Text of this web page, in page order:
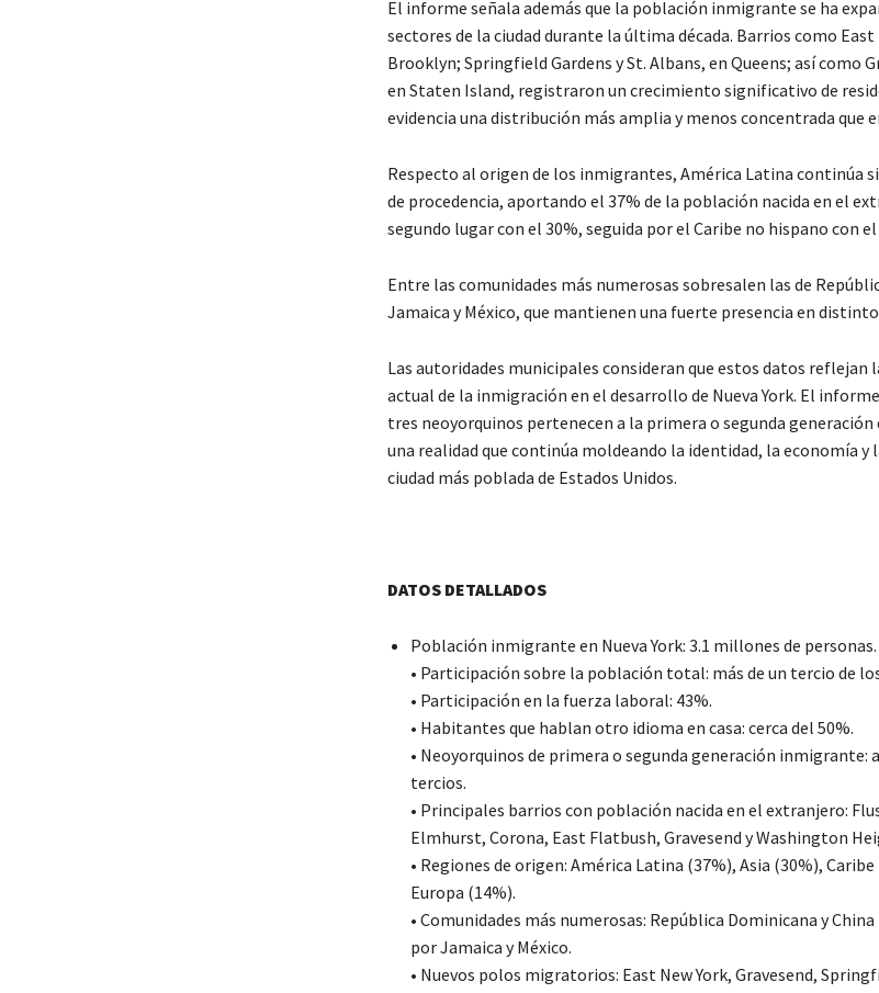
El informe señala además que la población inmigrante se ha
sectores de la ciudad durante la última década. Barrios como East
Brooklyn; Springfield Gardens y St. Albans, en Queens; así como
en Staten Island, registraron un crecimiento significativo de
evidencia una distribución más amplia y menos concentrada que
Respecto al origen de los inmigrantes, América Latina continúa
de procedencia, aportando el 37% de la población nacida en el
segundo lugar con el 30%, seguida por el Caribe no hispano con
Entre las comunidades más numerosas sobresalen las de
Jamaica y México, que mantienen una fuerte presencia en
Las autoridades municipales consideran que estos datos
actual de la inmigración en el desarrollo de Nueva York. El
tres neoyorquinos pertenecen a la primera o segunda
una realidad que continúa moldeando la identidad, la economía y
ciudad más poblada de Estados Unidos.
DATOS DETALLADOS
Población inmigrante en Nueva York: 3.1 millones de personas.
• Participación sobre la población total: más de un tercio de
• Participación en la fuerza laboral: 43%.
• Habitantes que hablan otro idioma en casa: cerca del 50%.
• Neoyorquinos de primera o segunda generación inmigrante:
tercios.
• Principales barrios con población nacida en el extranjero:
Elmhurst, Corona, East Flatbush, Gravesend y Washington
• Regiones de origen: América Latina (37%), Asia (30%),
Europa (14%).
• Comunidades más numerosas: República Dominicana y
por Jamaica y México.
• Nuevos polos migratorios: East New York, Gravesend,